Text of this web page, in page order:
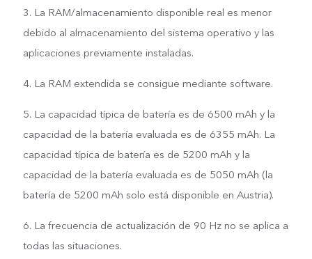
3. La RAM/almacenamiento disponible real es menor
debido al almacenamiento del sistema operativo y las
aplicaciones previamente instaladas.
4. La RAM extendida se consigue mediante software.
5. La capacidad típica de batería es de 6500 mAh y la
capacidad de la batería evaluada es de 6355 mAh. La
capacidad típica de batería es de 5200 mAh y la
capacidad de la batería evaluada es de 5050 mAh (la
batería de 5200 mAh solo está disponible en Austria).
6. La frecuencia de actualización de 90 Hz no se aplica a
todas las situaciones.